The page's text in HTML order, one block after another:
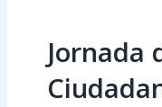
Jornada